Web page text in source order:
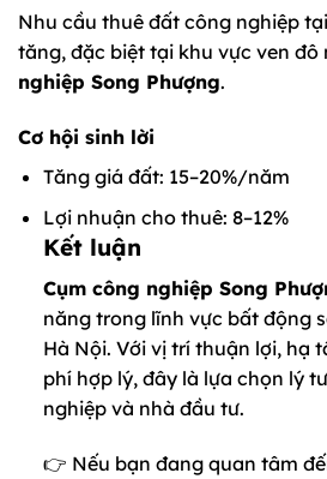
Nhu cầu thuê đất công nghiệp
tăng, đặc biệt tại khu vực ven đô
nghiệp Song Phượng.
Cơ hội sinh lời
Tăng giá đất: 15–20%/năm
Lợi nhuận cho thuê: 8–12%
Kết luận
Cụm công nghiệp Song
năng trong lĩnh vực bất động
Hà Nội. Với vị trí thuận lợi, hạ
phí hợp lý, đây là lựa chọn lý
nghiệp và nhà đầu tư.
👉 Nếu bạn đang quan tâm